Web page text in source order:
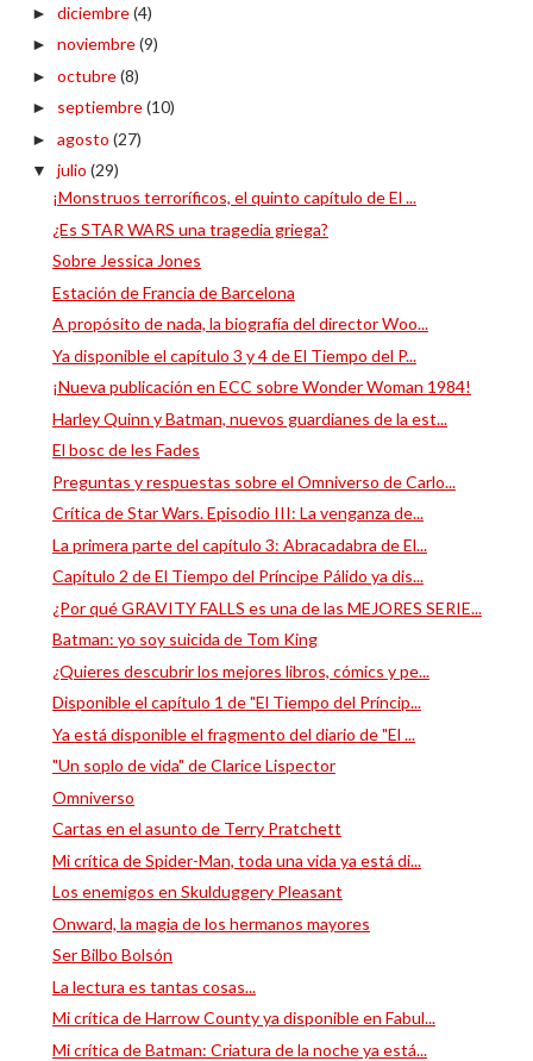
► diciembre(4)
► noviembre(9)
► octubre(8)
► septiembre(10)
► agosto (27)
▼ julio (29)
¡Monstruos terroríficos, el quinto capítulo de El ...
¿Es STAR WARS una tragedia griega?
Sobre Jessica Jones
Estación de Francia de Barcelona
A propósito de nada, la biografía del director Woo...
Ya disponible el capítulo 3 y 4 de El Tiempo del P...
¡Nueva publicación en ECC sobre Wonder Woman 1984!
Harley Quinn y Batman, nuevos guardianes de la est...
El bosc de les Fades
Preguntas y respuestas sobre el Omniverso de Carlo...
Crítica de Star Wars. Episodio III: La venganza de...
La primera parte del capítulo 3: Abracadabra de El...
Capítulo 2 de El Tiempo del Príncipe Pálido ya dis...
¿Por qué GRAVITY FALLS es una de las MEJORES SERIE...
Batman: yo soy suicida de Tom King
¿Quieres descubrir los mejores libros, cómics y pe...
Disponible el capítulo 1 de "El Tiempo del Príncip...
Ya está disponible el fragmento del diario de "El ...
"Un soplo de vida" de Clarice Lispector
Omniverso
Cartas en el asunto de Terry Pratchett
Mi crítica de Spider-Man, toda una vida ya está di...
Los enemigos en Skulduggery Pleasant
Onward, la magia de los hermanos mayores
Ser Bilbo Bolsón
La lectura es tantas cosas...
Mi crítica de Harrow County ya disponible en Fabul...
Mi crítica de Batman: Criatura de la noche ya está...